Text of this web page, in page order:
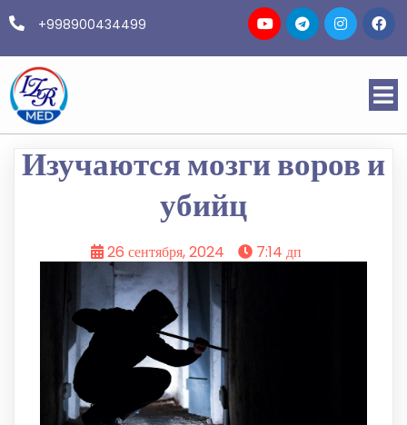
+998900434499
Изучаются мозги воров и
убийц
26 сентября, 2024 7:14 дп